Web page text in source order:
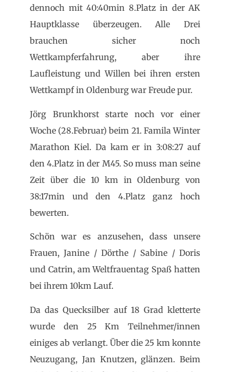
dennoch mit 40:40min 8.Platz in der AK
Hauptklasse überzeugen. Alle Drei
brauchen sicher noch
Wettkampferfahrung, aber ihre
Laufleistung und Willen bei ihren ersten
Wettkampf in Oldenburg war Freude pur.
Jörg Brunkhorst starte noch vor einer
Woche (28.Februar) beim 21. Famila Winter
Marathon Kiel. Da kam er in 3:08:27 auf
den 4.Platz in der M45. So muss man seine
Zeit über die 10 km in Oldenburg von
38:17min und den 4.Platz ganz hoch
bewerten.
Schön war es anzusehen, dass unsere
Frauen, Janine / Dörthe / Sabine / Doris
und Catrin, am Weltfrauentag Spaß hatten
bei ihrem 10km Lauf.
Da das Quecksilber auf 18 Grad kletterte
wurde den 25 Km Teilnehmer/innen
einiges ab verlangt. Über die 25 km konnte
Neuzugang, Jan Knutzen, glänzen. Beim